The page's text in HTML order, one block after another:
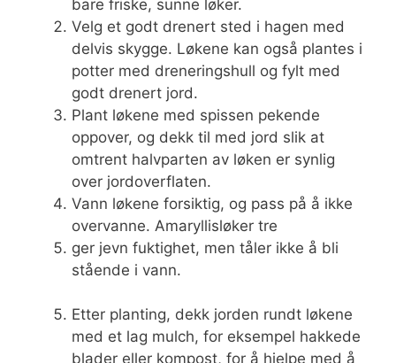
bare friske, sunne løker.
Velg et godt drenert sted i hagen med
delvis skygge. Løkene kan også plantes i
potter med dreneringshull og fylt med
godt drenert jord.
Plant løkene med spissen pekende
oppover, og dekk til med jord slik at
omtrent halvparten av løken er synlig
over jordoverflaten.
Vann løkene forsiktig, og pass på å ikke
overvanne. Amaryllisløker tre
ger jevn fuktighet, men tåler ikke å bli
stående i vann.
Etter planting, dekk jorden rundt løkene
med et lag mulch, for eksempel hakkede
blader eller kompost, for å hjelpe med å